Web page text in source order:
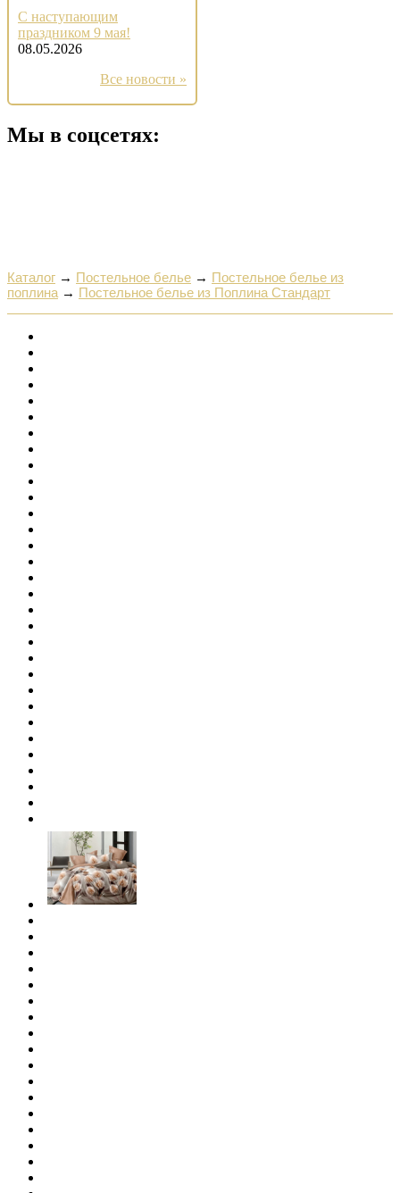
С наступающим
праздником 9 мая!
08.05.2026
Все новости »
Мы в соцсетях:
Каталог → Постельное белье → Постельное белье из
поплина → Постельное белье из Поплина Стандарт